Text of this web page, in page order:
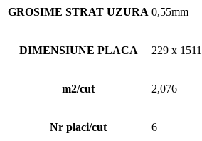
GROSIME STRAT UZURA 0,55mm
DIMENSIUNE PLACA 229 x
m2/cut 2,076
Nr placi/cut 6